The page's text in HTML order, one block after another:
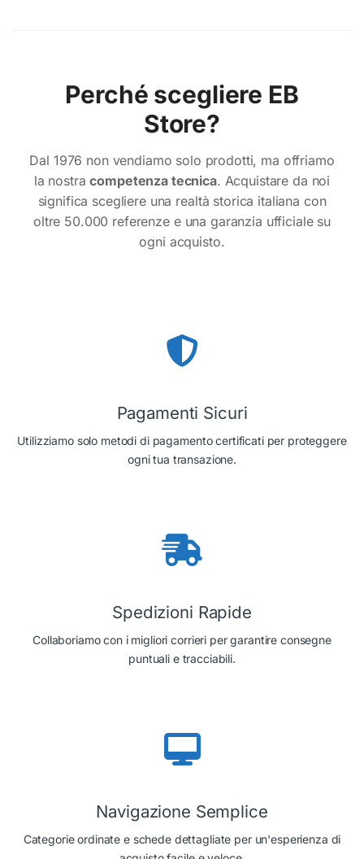
Conferma
Perché scegliere EB
Store?
Dal 1976 non vendiamo solo prodotti, ma offriamo
la nostracompetenza tecnica. Acquistare da noi
significa scegliere una realtà storica italiana con
oltre 50.000 referenze e una garanzia ufficiale su
ogni acquisto.
Pagamenti Sicuri
Utilizziamo solo metodi di pagamento certificati per proteggere
ogni tua transazione.
Spedizioni Rapide
Collaboriamo con i migliori corrieri per garantire consegne
puntuali e tracciabili.
Navigazione Semplice
Categorie ordinate e schede dettagliate per un'esperienza di
Conferma